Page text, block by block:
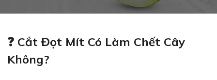
❓ Cắt Đọt Mít Có Làm Chết Cây
Không?